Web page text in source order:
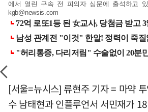
에서 열린 구속 전 피의자 심문에 출석하고 있
kgb@newsis.com
[서울=뉴시스] 류현주 기자 = 마약
수 남태현과 인플루언서 서민재가